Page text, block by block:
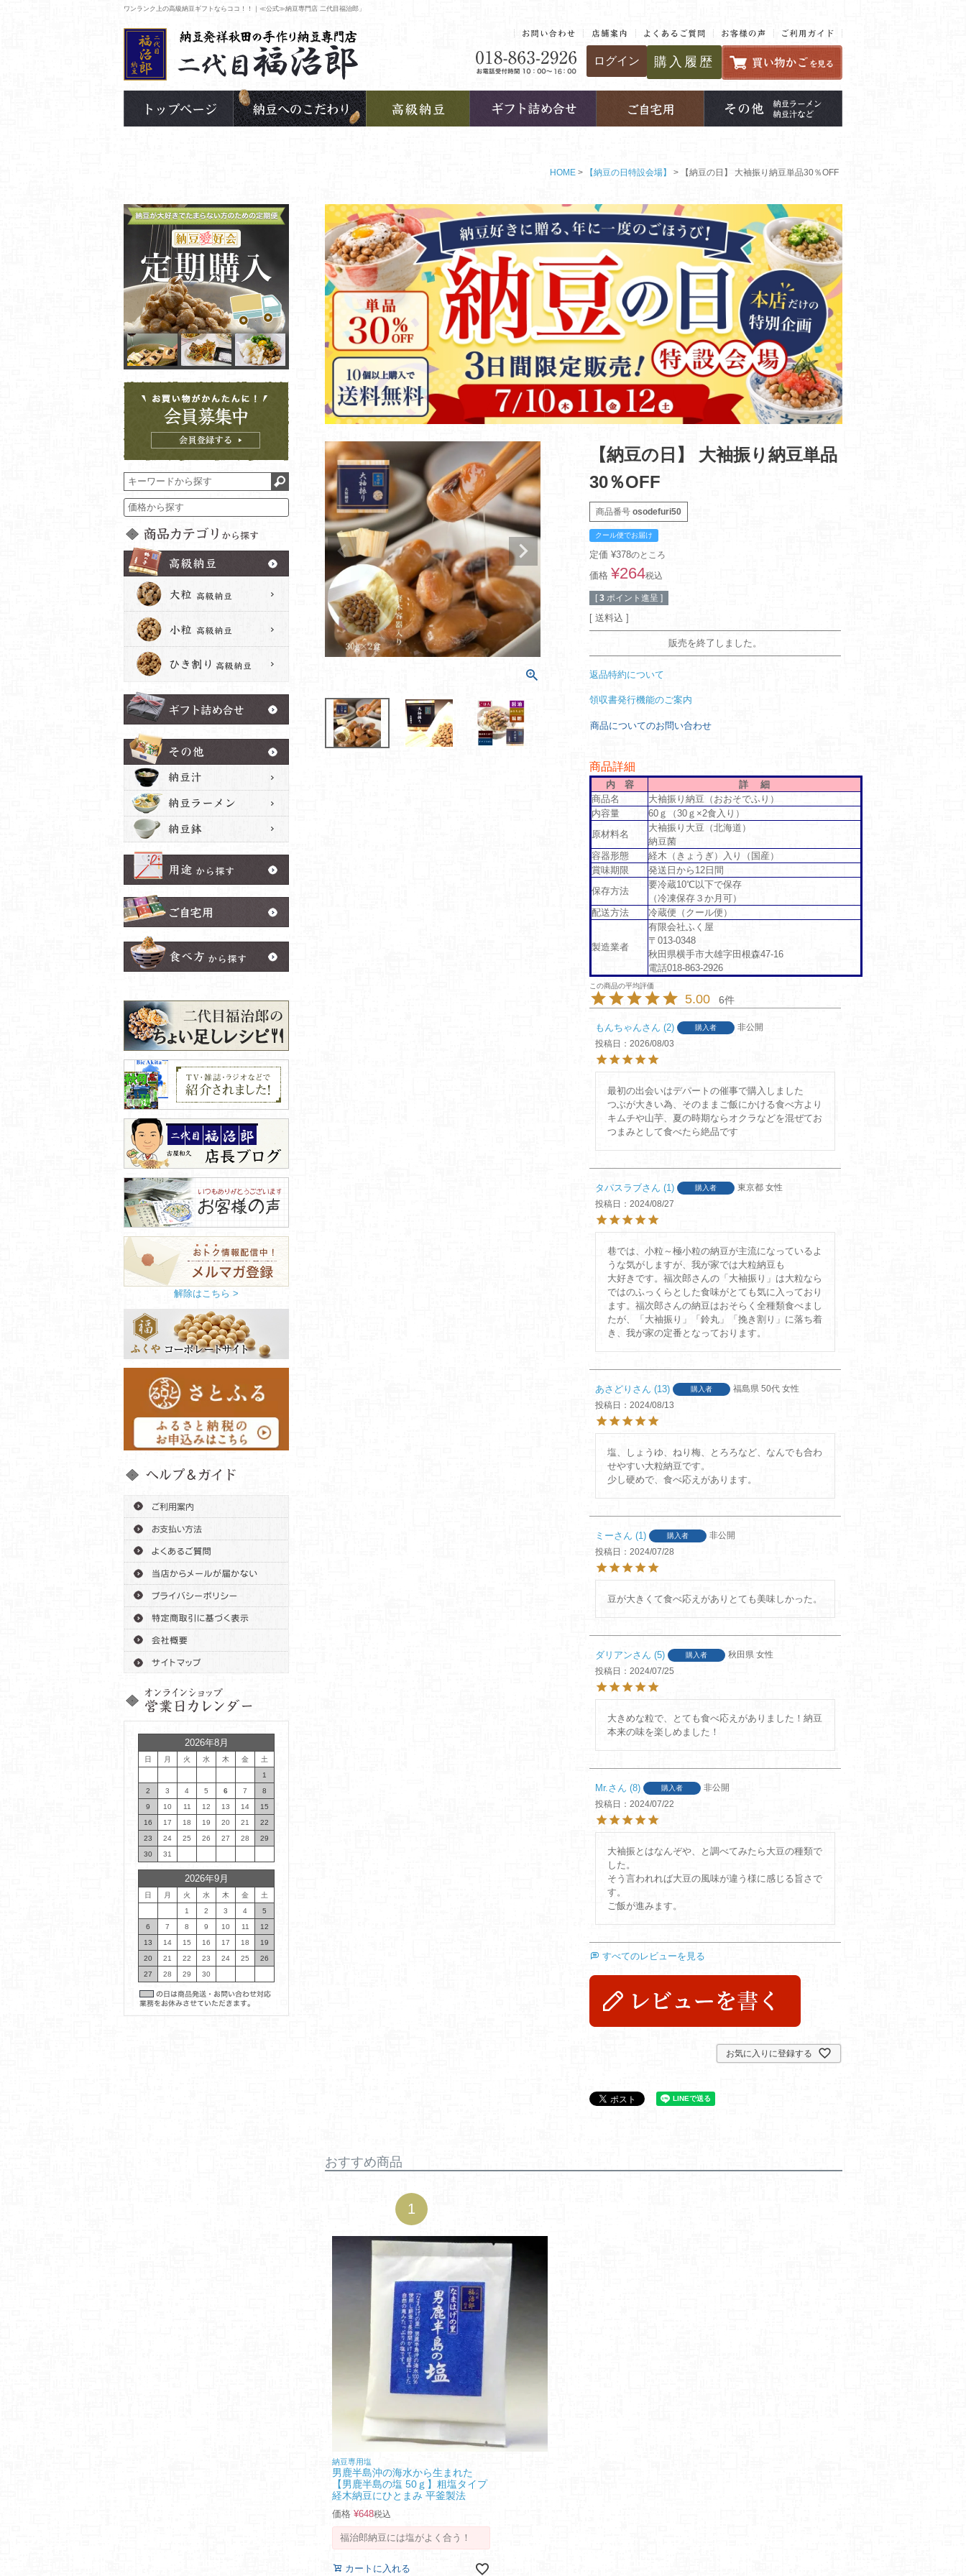
ワンランク上の高級納豆ギフトならココ！！｜≪公式≫納豆専門店 二代目福治郎」
ログイン 購入履歴
HOME 【納豆の日特設会場】 【納豆の日】 大袖振り納豆単品30％OFF
解除はこちら >
2026年8月
日 月 火 水 木 金
土
1
2
3 4 5 6 7
8
9
10 11 12 13 14
15
16
17 18 19 20 21
22
23
24 25 26 27 28
29
30
31
2026年9月
日 月 火 水 木 金
土
1
2 3 4
5
6
7 8 9 10 11
12
13
14 15 16 17 18
19
20
21 22 23 24 25
26
27
28 29 30
【納豆の日】 大袖振り納豆単品
30％OFF
商品番号 osodefuri50
クール便でお届け
定価 ¥378のところ
価格 ¥264税込
[ 3 ポイント進呈 ]
送料込
販売を終了しました。
返品特約について
領収書発行機能のご案内
商品についてのお問い合わせ
商品詳細
内 容
詳 細
商品名
大袖振り納豆（おおそでふり）
内容量
60ｇ（30ｇ×2食入り）
原材料名
大袖振り大豆（北海道）
納豆菌
容器形態
経木（きょうぎ）入り（国産）
賞味期限
発送日から12日間
保存方法
要冷蔵10℃以下で保存
（冷凍保存３か月可）
配送方法
冷蔵便（クール便）
製造業者
有限会社ふく屋
〒013-0348
秋田県横手市大雄字田根森47-16
電話018-863-2926
5.00 6
もんちゃん 2 購入者
非公開
投稿日
2026/08/03
最初の出会いはデパートの催事で購入しました
つぶが大きい為、そのままご飯にかける食べ方より
キムチや山芋、夏の時期ならオクラなどを混ぜてお
タパスラブ 1 購入者 東京都 女性
投稿日
2024/08/27
巷では、小粒～極小粒の納豆が主流になっているよ
うな気がしますが、我が家では大粒納豆も
大好きです。福次郎さんの「大袖振り」は大粒なら
ではのふっくらとした食味がとても気に入っており
ます。福次郎さんの納豆はおそらく全種類食べまし
たが、「大袖振り」「鈴丸」「挽き割り」に落ち着
き、我が家の定番となっております。
あさどり 13 購入者 福島県 50代 女性
投稿日
2024/08/13
塩、しょうゆ、ねり梅、とろろなど、なんでも合わ
せやすい大粒納豆です。
少し硬めで、食べ応えがあります。
ミー 1 購入者
非公開
投稿日
2024/07/28
豆が大きくて食べ応えがありとても美味しかった。
ダリアン 5 購入者 秋田県 女性
投稿日
2024/07/25
大きめな粒で、とても食べ応えがありました！納豆
本来の味を楽しめました！
Mr. 8 購入者
非公開
投稿日
2024/07/22
大袖振とはなんぞや、と調べてみたら大豆の種類で
した。
そう言われれば大豆の風味が違う様に感じる旨さで
す。
ご飯が進みます。
すべてのレビューを見る
お気に入りに登録する
おすすめ商品
納豆専用塩
男鹿半島沖の海水から生まれた
【男鹿半島の塩 50ｇ】粗塩タイプ
経木納豆にひとまみ 平釜製法
価格 ¥648税込
福治郎納豆には塩がよく合う！
カートに入れる